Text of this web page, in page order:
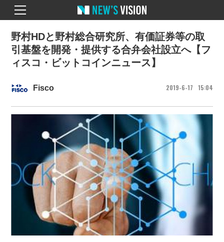
Fisco 2019 6 17 15 04
野村HDと野村総合研究所、有価証券等の取
引基盤を開発・提供する合弁会社設立へ【フ
ィスコ・ビットコインニュース】